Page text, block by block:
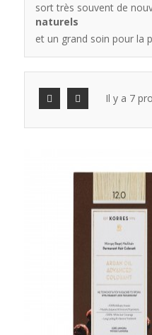
sort très souvent de
naturels
et un grand soin pour la
Il y a 7